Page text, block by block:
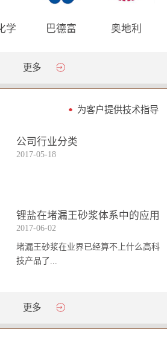
学 巴德富 奥地利
更多
为客户提供技术指导
公司行业分类
2017-05-18
锂盐在堵漏王砂浆体系中的应用
2017-06-02
堵漏王砂浆在业界已经算不上什么高科
技产品了...
。简单来说它就是一种能够迅速凝固的
通砂浆的强...
更多